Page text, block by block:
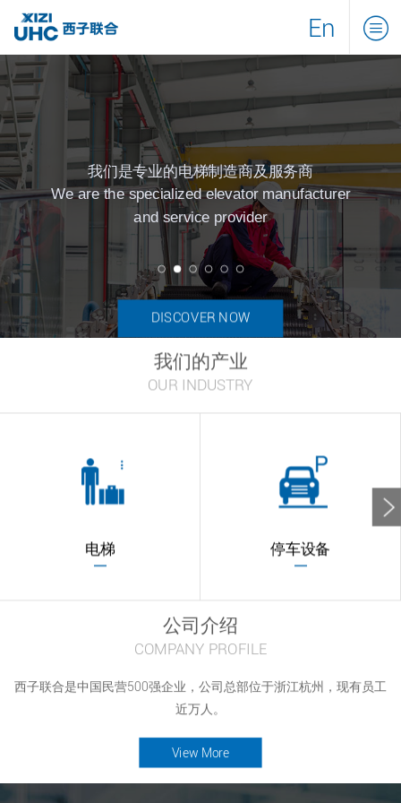
En
我们是专业的电梯制造商及服务商
We are the specialized elevator manufacturer
and service provider
DISCOVER NOW
我们的产业
OUR INDUSTRY
电梯 停车设备
公司介绍
COMPANY PROFILE
西子联合是中国民营500强企业，公司总部位于浙江杭州，现有员工
近万人。
View More